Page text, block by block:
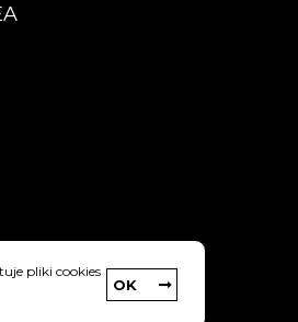
© Pinacoteca
prywatności
pliki cookies
OK